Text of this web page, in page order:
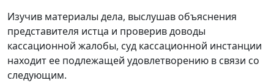
Изучив материалы дела, выслушав объяснения
представителя истца и проверив доводы
кассационной жалобы, суд кассационной инстанции
находит ее подлежащей удовлетворению в связи со
следующим.